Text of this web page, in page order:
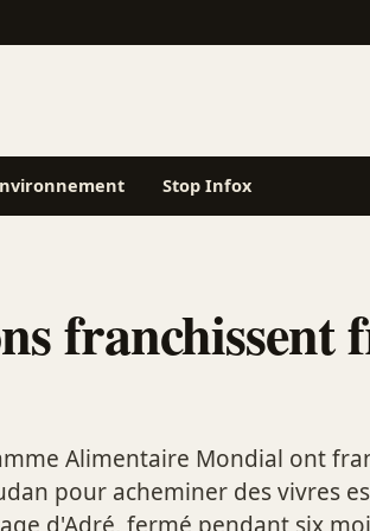
Stop Infox
franchissent
Alimentaire Mondial ont
pour acheminer des vivres